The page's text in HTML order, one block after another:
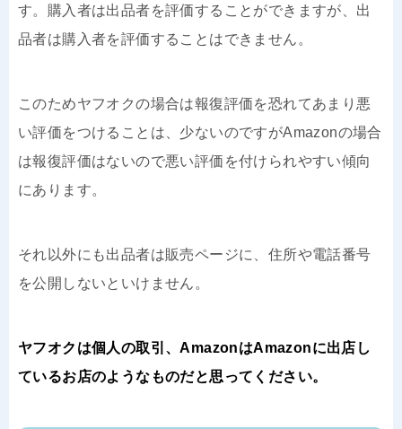
す。購入者は出品者を評価することができますが、出
品者は購入者を評価することはできません。
このためヤフオクの場合は報復評価を恐れてあまり悪
い評価をつけることは、少ないのですがAmazonの場合
は報復評価はないので悪い評価を付けられやすい傾向
にあります。
それ以外にも出品者は販売ページに、住所や電話番号
を公開しないといけません。
ヤフオクは個人の取引、AmazonはAmazonに出店し
ているお店のようなものだと思ってください。